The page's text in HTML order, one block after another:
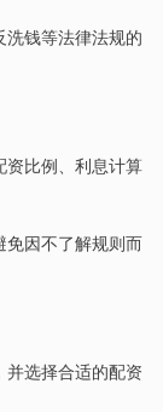
钱等法律法规的
资比例、利息计算
免因不了解规则而
选择合适的配资